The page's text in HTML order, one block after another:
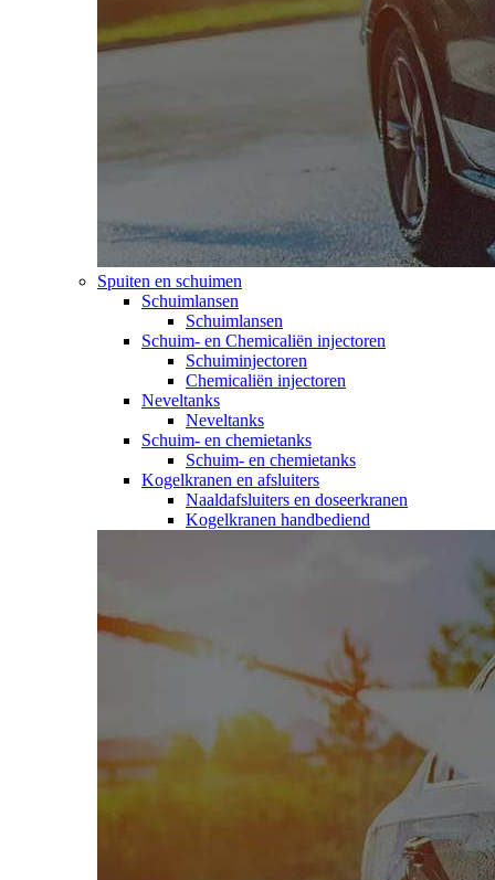
Spuiten en schuimen
Schuimlansen
Schuimlansen
Schuim- en Chemicaliën injectoren
Schuiminjectoren
Chemicaliën injectoren
Neveltanks
Neveltanks
Schuim- en chemietanks
Schuim- en chemietanks
Kogelkranen en afsluiters
Naaldafsluiters en doseerkranen
Kogelkranen handbediend